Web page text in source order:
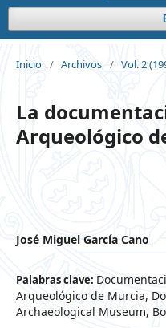
Inicio / Archivos / Vol. 2
La
Arqueológico
José Miguel García Cano
Palabras clave:
Arqueológico de Murcia,
Archaeological Museum,